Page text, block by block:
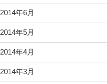
2014年6月
2014年5月
2014年4月
2014年3月